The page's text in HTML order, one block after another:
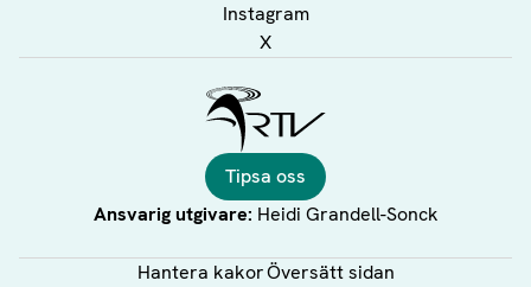
Instagram
X
Tipsa oss
Ansvarig utgivare: Heidi Grandell-Sonck
Hantera kakorÖversätt sidan